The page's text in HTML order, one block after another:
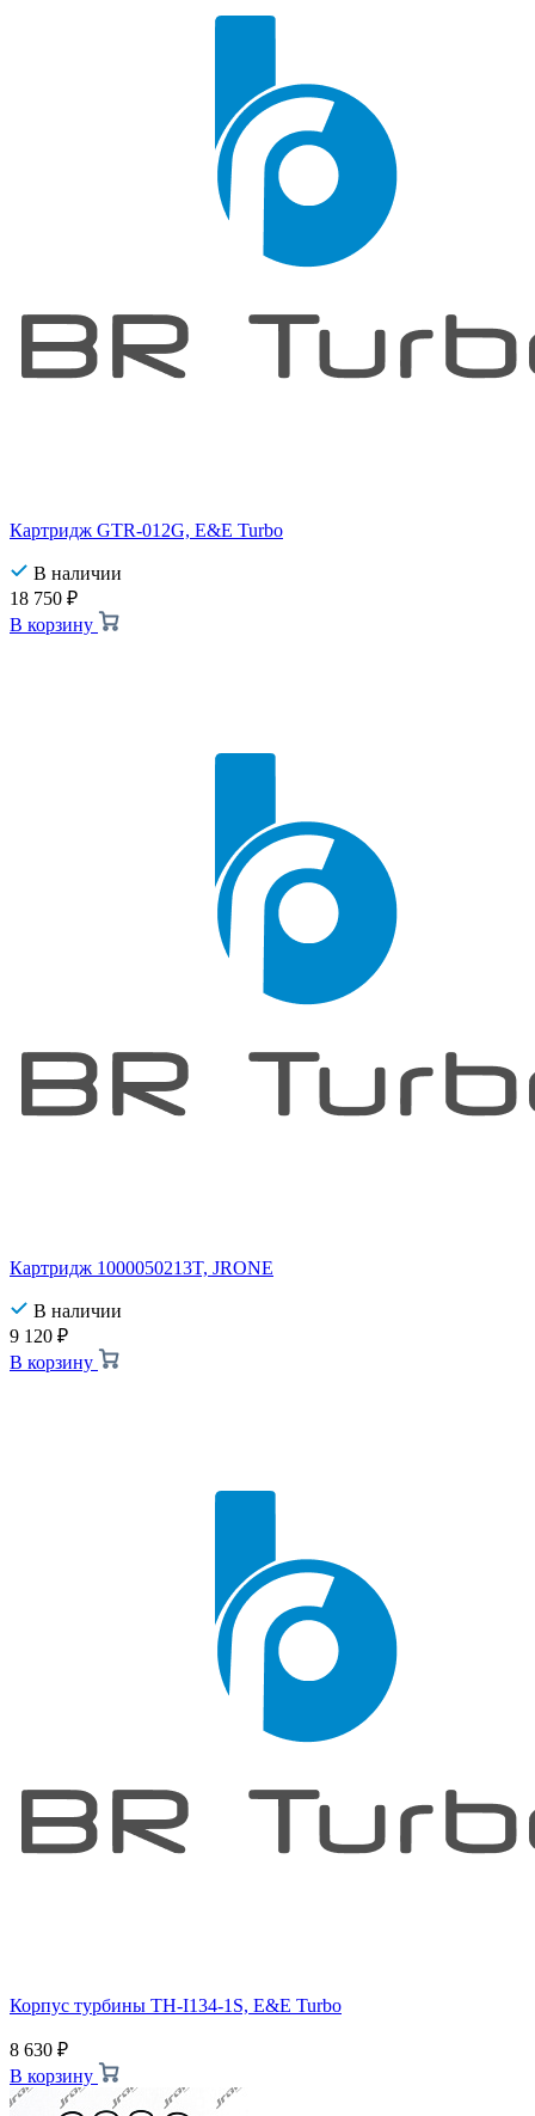
Картридж GTR-012G, E&E Turbo
В наличии
18 750 ₽
В корзину
Картридж 1000050213T, JRONE
В наличии
9 120 ₽
В корзину
Корпус турбины TH-I134-1S, E&E Turbo
8 630 ₽
В корзину